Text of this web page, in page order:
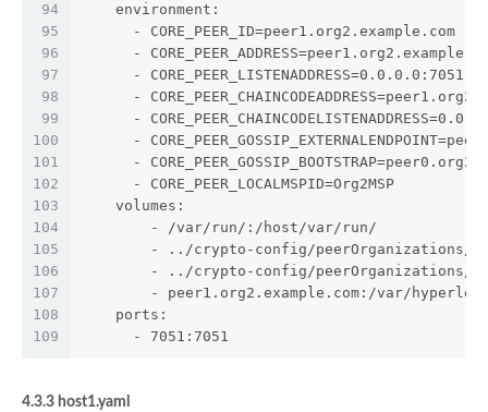
94
95
96
97
98
99
100
101
102
103
104
105
106
107
108
109
    environment:
      - CORE_PEER_ID=peer1.org2.example.com
-
      - CORE_PEER_LISTENADDRESS=0.0.0.0:7051
-
-
-
-
      - CORE_PEER_LOCALMSPID=Org2MSP
    volumes:
        - /var/run/:/host/var/run/
- ../crypto-config/peerOrganizations/
- ../crypto-config/peerOrganizations/
- peer1.org2.example.com:/var/
    ports:
      - 7051:7051
4.3.3 host1.yaml